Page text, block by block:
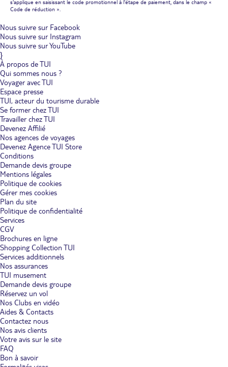
s'applique en saisissant le code promotionnel à l'étape de paiement, dans le champ «
Code de réduction ».
Nous suivre sur Facebook
Nous suivre sur Instagram
Nous suivre sur YouTube
}
À propos de TUI
Qui sommes nous ?
Voyager avec TUI
Espace presse
TUI, acteur du tourisme durable
Se former chez TUI
Travailler chez TUI
Devenez Affilié
Nos agences de voyages
Devenez Agence TUI Store
Conditions
Demande devis groupe
Mentions légales
Politique de cookies
Gérer mes cookies
Plan du site
Politique de confidentialité
Services
CGV
Brochures en ligne
Shopping Collection TUI
Services additionnels
Nos assurances
TUI musement
Demande devis groupe
Réservez un vol
Nos Clubs en vidéo
Aides & Contacts
Contactez nous
Nos avis clients
Votre avis sur le site
FAQ
Bon à savoir